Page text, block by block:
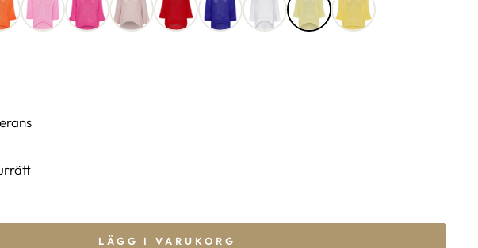
LÄGG I VARUKORG